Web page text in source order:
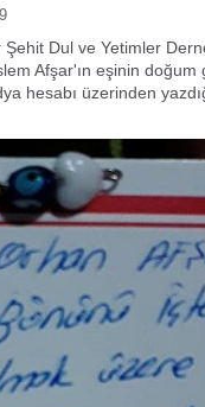
Dul ve Yetimler
Afşar'ın eşinin doğum
hesabı üzerinden